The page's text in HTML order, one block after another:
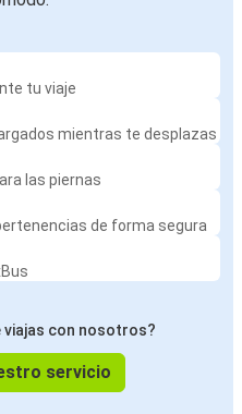
tu viaje
mientras te desplazas
las piernas
de forma segura
viajas con nosotros?
servicio